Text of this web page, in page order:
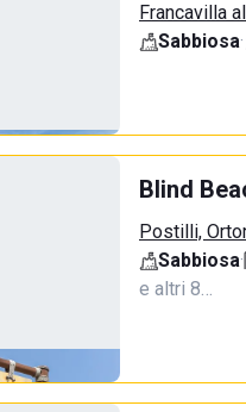
Francavilla
Sabbiosa·
Blind
Postilli,
Sabbiosa·
e altri 8…